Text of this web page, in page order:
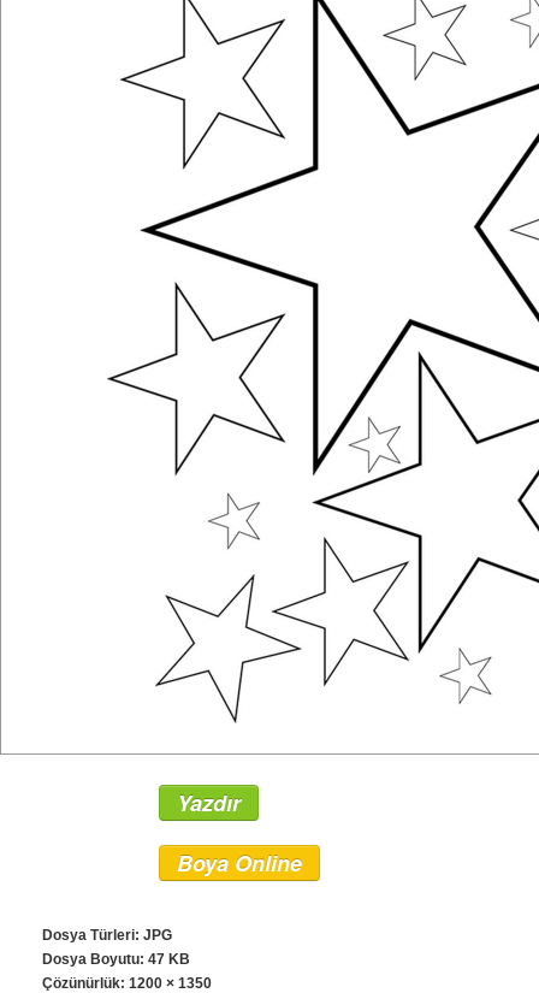
Yazdır
Boya Online
Dosya Türleri: JPG
Dosya Boyutu: 47 KB
Çözünürlük: 1200 × 1350